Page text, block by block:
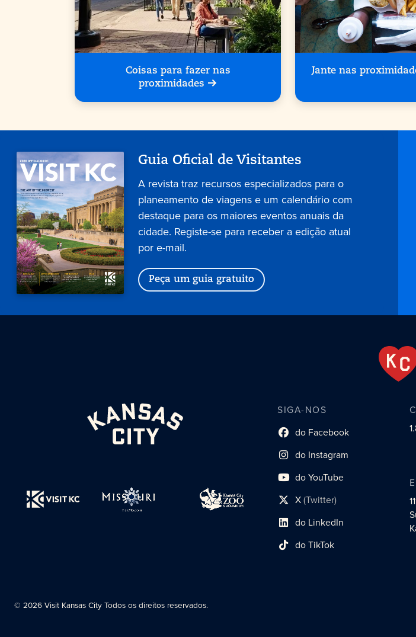
Coisas para fazer nas
proximidades
Jante nas
Guia Oficial de Visitantes
A revista traz recursos especializados para o
planeamento de viagens e um calendário com
destaque para os maiores eventos anuais da
cidade. Registe-se para receber a edição atual
por e-mail.
Peça um guia gratuito
SIGA-NOS
Link do perfil social
do Facebook
Link do perfil social
do Instagram
Link do perfil social
do YouTube
Link do perfil social
X(Twitter)
Link do perfil social
do LinkedIn
Link do perfil social
do TikTok
© 2026 Visit Kansas City Todos os direitos reservados.